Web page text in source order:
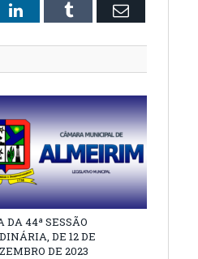
LinkedInTumblr Email
DA 44ª SESSÃO
DE 12 DE
DE 2023